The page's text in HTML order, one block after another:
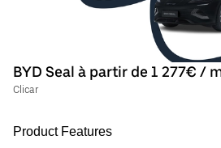
BYD Seal à partir de 1 277€ /
Clicar
Product Features